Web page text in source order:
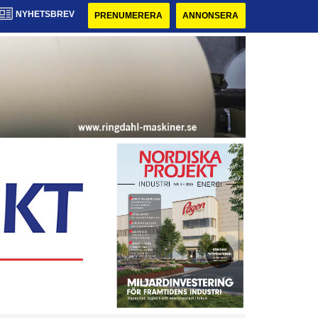
NYHETSBREV PRENUMERERA ANNONSERA